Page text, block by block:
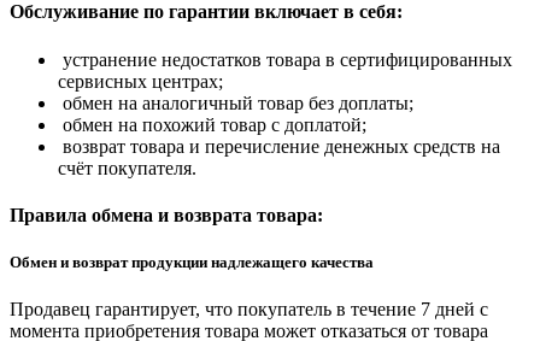
Обслуживание по гарантии включает в себя:
устранение недостатков товара в сертифицированных
сервисных центрах;
обмен на аналогичный товар без доплаты;
обмен на похожий товар с доплатой;
возврат товара и перечисление денежных средств на
счёт покупателя.
Правила обмена и возврата товара:
Обмен и возврат продукции надлежащего качества
Продавец гарантирует, что покупатель в течение 7 дней с
момента приобретения товара может отказаться от товара